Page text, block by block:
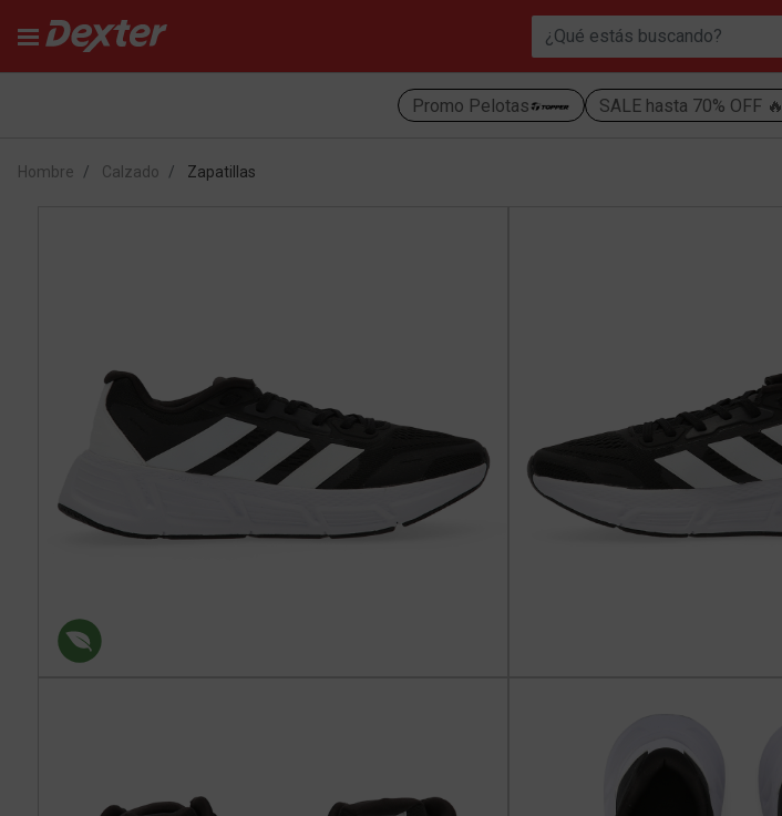
Promo Pelotas SALE hasta 70% OFF 🔥
Hombre Calzado Zapatillas